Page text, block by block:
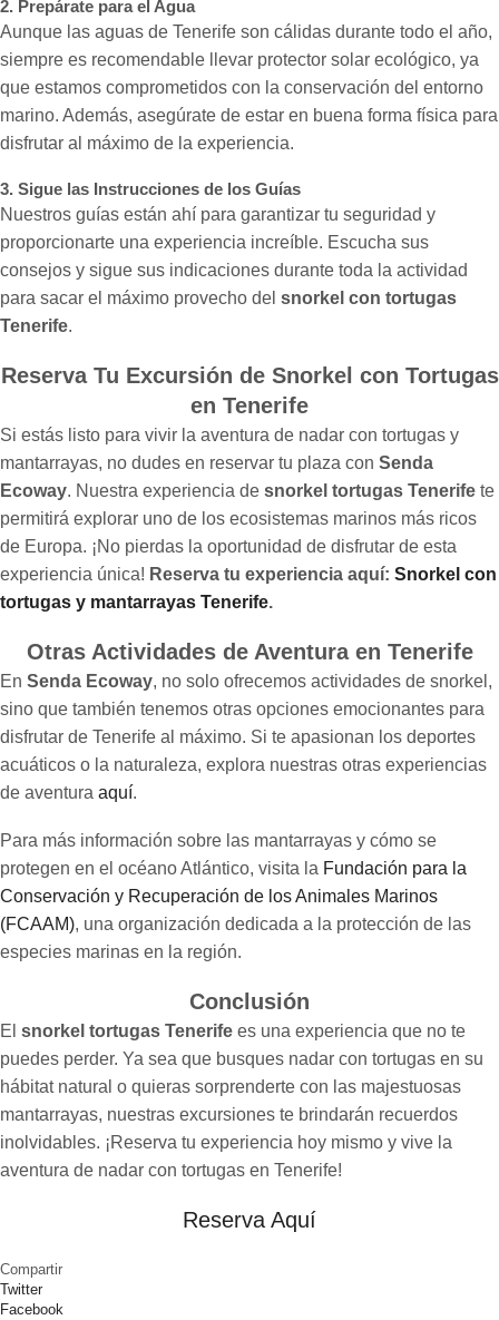
2. Prepárate para el Agua
Aunque las aguas de Tenerife son cálidas durante todo el año,
siempre es recomendable llevar protector solar ecológico, ya
que estamos comprometidos con la conservación del entorno
marino. Además, asegúrate de estar en buena forma física para
disfrutar al máximo de la experiencia.
3. Sigue las Instrucciones de los Guías
Nuestros guías están ahí para garantizar tu seguridad y
proporcionarte una experiencia increíble. Escucha sus
consejos y sigue sus indicaciones durante toda la actividad
para sacar el máximo provecho del snorkel con tortugas
Tenerife.
Reserva Tu Excursión de Snorkel con Tortugas
en Tenerife
Si estás listo para vivir la aventura de nadar con tortugas y
mantarrayas, no dudes en reservar tu plaza con Senda
Ecoway. Nuestra experiencia de snorkel tortugas Tenerife te
permitirá explorar uno de los ecosistemas marinos más ricos
de Europa. ¡No pierdas la oportunidad de disfrutar de esta
experiencia única! Reserva tu experiencia aquí: Snorkel con
tortugas y mantarrayas Tenerife.
Otras Actividades de Aventura en Tenerife
En Senda Ecoway, no solo ofrecemos actividades de snorkel,
sino que también tenemos otras opciones emocionantes para
disfrutar de Tenerife al máximo. Si te apasionan los deportes
acuáticos o la naturaleza, explora nuestras otras experiencias
de aventura aquí.
Para más información sobre las mantarrayas y cómo se
protegen en el océano Atlántico, visita la Fundación para la
Conservación y Recuperación de los Animales Marinos
(FCAAM), una organización dedicada a la protección de las
especies marinas en la región.
Conclusión
El snorkel tortugas Tenerife es una experiencia que no te
puedes perder. Ya sea que busques nadar con tortugas en su
hábitat natural o quieras sorprenderte con las majestuosas
mantarrayas, nuestras excursiones te brindarán recuerdos
inolvidables. ¡Reserva tu experiencia hoy mismo y vive la
aventura de nadar con tortugas en Tenerife!
Reserva Aquí
Compartir
Twitter
Facebook